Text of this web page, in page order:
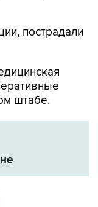
пострадали
штабе.